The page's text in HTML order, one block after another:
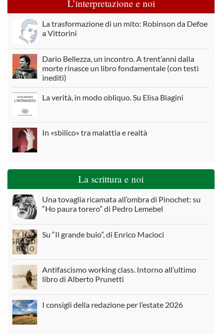
L’interpretazione e noi
La trasformazione di un mito: Robinson da Defoe
a Vittorini
Dario Bellezza, un incontro. A trent’anni dalla
morte rinasce un libro fondamentale (con testi
inediti)
La verità, in modo obliquo. Su Elisa Biagini
In «sbilico» tra malattia e realtà
La scrittura e noi
Una tovaglia ricamata all’ombra di Pinochet: su
“Ho paura torero” di Pedro Lemebel
Su “Il grande buio”, di Enrico Macioci
Antifascismo working class. Intorno all’ultimo
libro di Alberto Prunetti
I consigli della redazione per l’estate 2026